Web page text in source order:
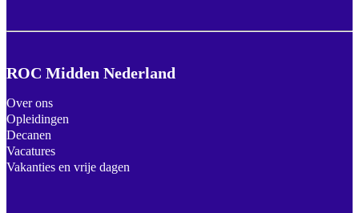
ROC Midden Nederland
Over ons
Opleidingen
Decanen
Vacatures
Vakanties en vrije dagen